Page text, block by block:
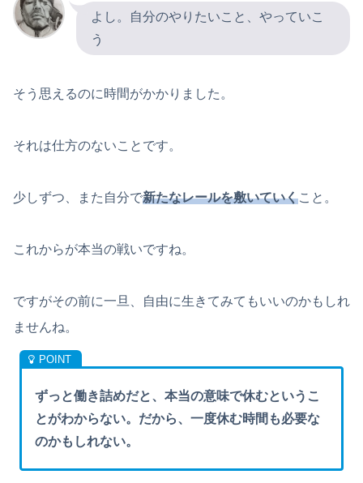
よし。自分のやりたいこと、やっていこ
う
そう思えるのに時間がかかりました。
それは仕方のないことです。
少しずつ、また自分で新たなレールを敷いていくこと。
これからが本当の戦いですね。
ですがその前に一旦、自由に生きてみてもいいのかもしれ
ませんね。
ずっと働き詰めだと、本当の意味で休むというこ
とがわからない。だから、一度休む時間も必要な
のかもしれない。